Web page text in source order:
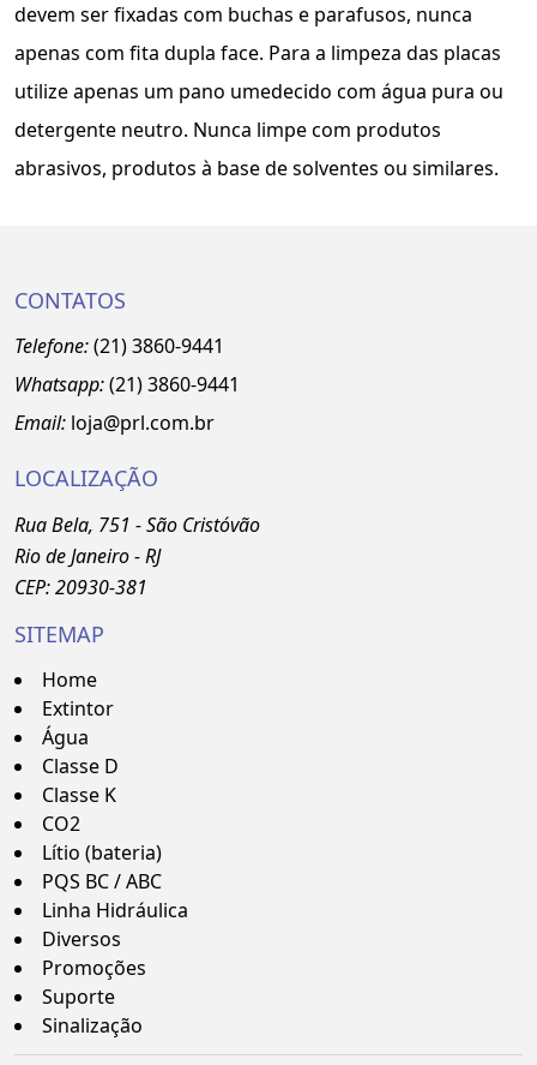
devem ser fixadas com buchas e parafusos, nunca
apenas com fita dupla face. Para a limpeza das placas
utilize apenas um pano umedecido com água pura ou
detergente neutro. Nunca limpe com produtos
abrasivos, produtos à base de solventes ou similares.
CONTATOS
Telefone:(21) 3860-9441
Whatsapp:(21)3860-9441
Email: loja@prl.com.br
LOCALIZAÇÃO
Rua Bela, 751 - São Cristóvão
Rio de Janeiro - RJ
CEP: 20930-381
SITEMAP
Home
Extintor
Água
Classe D
Classe K
CO2
Lítio (bateria)
PQS BC / ABC
Linha Hidráulica
Diversos
Promoções
Suporte
Sinalização